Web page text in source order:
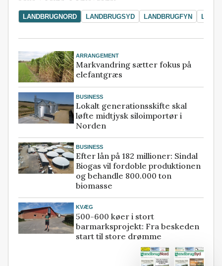
LANDBRUGNORD LANDBRUGSYD LANDBRUGFYN
ARRANGEMENT
Markvandring sætter fokus på
elefantgræs
BUSINESS
Lokalt generationsskifte skal
løfte midtjysk siloimportør i
Norden
BUSINESS
Efter lån på 182 millioner: Sindal
Biogas vil fordoble produktionen
og behandle 800.000 ton
biomasse
KVÆG
500-600 køer i stort
barmarksprojekt: Fra beskeden
start til store drømme